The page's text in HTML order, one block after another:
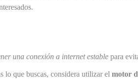
una conexión a internet estable para
lo que buscas, considera utilizar el motor